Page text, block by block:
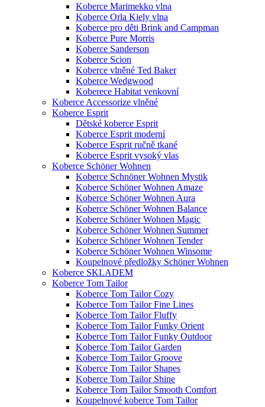
Koberce Marimekko vlna
Koberce Orla Kiely vlna
Koberce pro děti Brink and Campman
Koberce Pure Morris
Koberce Sanderson
Koberce Scion
Koberce vlněné Ted Baker
Koberce Wedgwood
Koberece Habitat venkovní
Koberce Accessorize vlněné
Koberce Esprit
Dětské koberce Esprit
Koberce Esprit moderní
Koberce Esprit ručně tkané
Koberce Esprit vysoký vlas
Koberce Schöner Wohnen
Koberce Schnöner Wohnen Mystik
Koberce Schöner Wohnen Amaze
Koberce Schöner Wohnen Aura
Koberce Schöner Wohnen Balance
Koberce Schöner Wohnen Magic
Koberce Schöner Wohnen Summer
Koberce Schöner Wohnen Tender
Koberce Schöner Wohnen Winsome
Koupelnové předložky Schöner Wohnen
Koberce SKLADEM
Koberce Tom Tailor
Koberce Tom Tailor Cozy
Koberce Tom Tailor Fine Lines
Koberce Tom Tailor Fluffy
Koberce Tom Tailor Funky Orient
Koberce Tom Tailor Funky Outdoor
Koberce Tom Tailor Garden
Koberce Tom Tailor Groove
Koberce Tom Tailor Shapes
Koberce Tom Tailor Shine
Koberce Tom Tailor Smooth Comfort
Koupelnové koberce Tom Tailor